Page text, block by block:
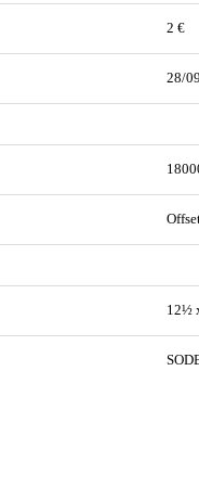
2 €
28/
12½